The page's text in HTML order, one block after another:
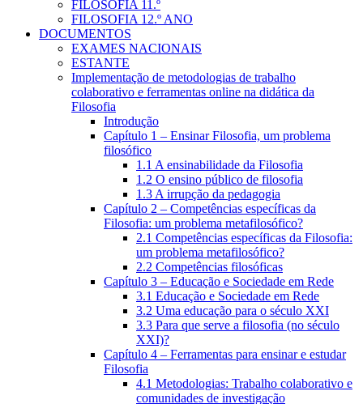
FILOSOFIA 11.º
FILOSOFIA 12.º ANO
DOCUMENTOS
EXAMES NACIONAIS
ESTANTE
Implementação de metodologias de trabalho
colaborativo e ferramentas online na didática da
Filosofia
Introdução
Capítulo 1 – Ensinar Filosofia, um problema
filosófico
1.1 A ensinabilidade da Filosofia
1.2 O ensino público de filosofia
1.3 A irrupção da pedagogia
Capítulo 2 – Competências específicas da
Filosofia: um problema metafilosófico?
2.1 Competências específicas da Filosofia:
um problema metafilosófico?
2.2 Competências filosóficas
Capítulo 3 – Educação e Sociedade em Rede
3.1 Educação e Sociedade em Rede
3.2 Uma educação para o século XXI
3.3 Para que serve a filosofia (no século
XXI)?
Capítulo 4 – Ferramentas para ensinar e estudar
Filosofia
4.1 Metodologias: Trabalho colaborativo e
comunidades de investigação